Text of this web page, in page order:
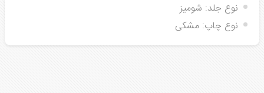
نوع جلد: شومیز
نوع چاپ: مشکی